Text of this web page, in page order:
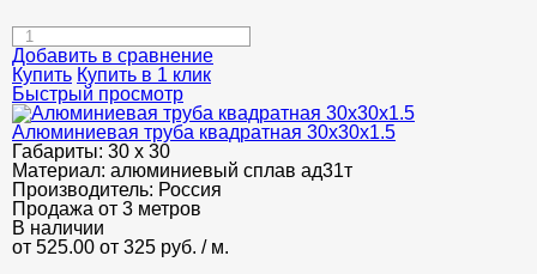
Добавить в сравнение
Купить Купить в 1 клик
Быстрый просмотр
Алюминиевая труба квадратная 30х30х1.5
Габариты: 30 х 30
Материал: алюминиевый сплав ад31т
Производитель: Россия
Продажа от 3 метров
В наличии
от 525.00 от 325 руб. / м.